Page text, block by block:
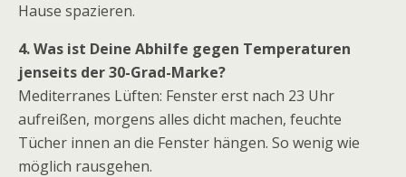
Hause spazieren.
4. Was ist Deine Abhilfe gegen Temperaturen
jenseits der 30-Grad-Marke?
Mediterranes Lüften: Fenster erst nach 23 Uhr
aufreißen, morgens alles dicht machen, feuchte
Tücher innen an die Fenster hängen. So wenig wie
möglich rausgehen.